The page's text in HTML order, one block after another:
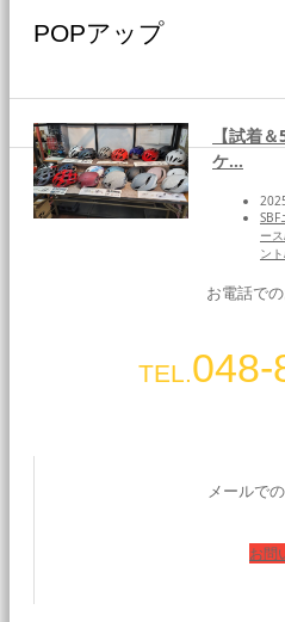
POPアップ
【試着
ケ…
SBF
ー
ン
お電話で
TEL.048-
メールで
お問
SNS